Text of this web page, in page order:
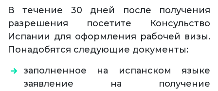
В течение 30 дней после получения
разрешения посетите Консульство
Испании для оформления рабочей визы.
Понадобятся следующие документы:
заполненное на испанском языке
заявление на получение